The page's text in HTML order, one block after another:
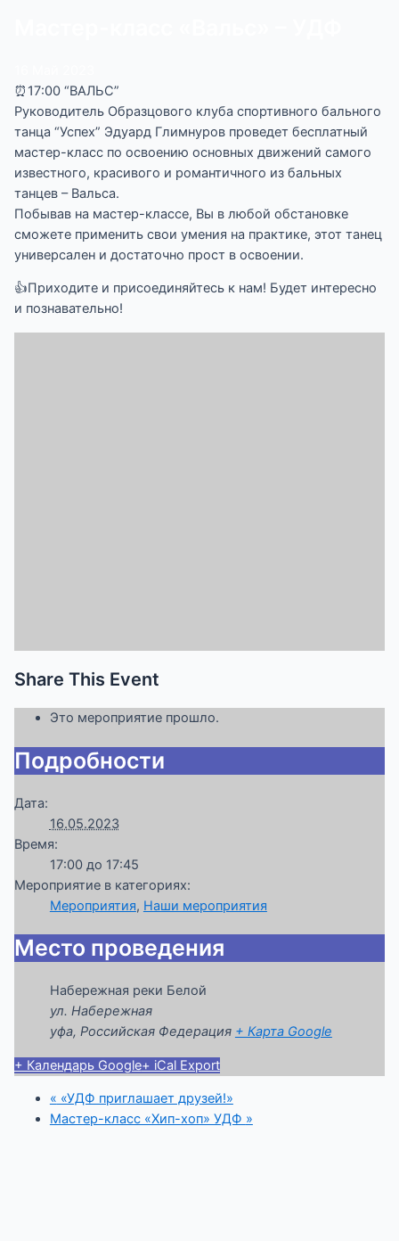
⏰17:00 “ВАЛЬС”
Руководитель Образцового клуба спортивного бального
танца “Успех” Эдуард Глимнуров проведет бесплатный
мастер-класс по освоению основных движений самого
известного, красивого и романтичного из бальных
танцев – Вальса.
Побывав на мастер-классе, Вы в любой обстановке
сможете применить свои умения на практике, этот танец
универсален и достаточно прост в освоении.
👍Приходите и присоединяйтесь к нам! Будет интересно
и познавательно!
Share This Event
Это мероприятие прошло.
Подробности
Дата:
16.05.2023
Время:
17:00 до 17:45
Мероприятие в категориях:
Мероприятия, Наши мероприятия
Место проведения
Набережная реки Белой
ул. Набережная
уфа, Российская Федерация + Карта Google
+ Календарь Google+ iCal Export
« «УДФ приглашает друзей!»
Мастер-класс «Хип-хоп» УДФ »